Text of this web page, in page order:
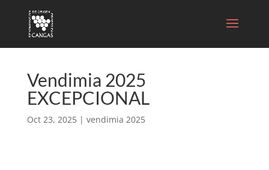
Vendimia 2025
EXCEPCIONAL
Oct 23, 2025| vendimia 2025